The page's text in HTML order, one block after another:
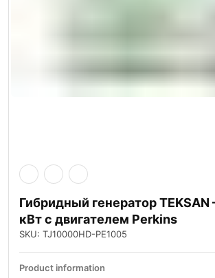
Гибридный генератор
кВт с двигателем Perkins
SKU: TJ10000HD-PE1005
Product information